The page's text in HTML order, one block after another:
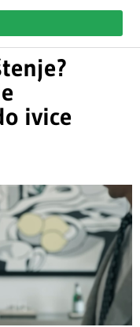
ivice